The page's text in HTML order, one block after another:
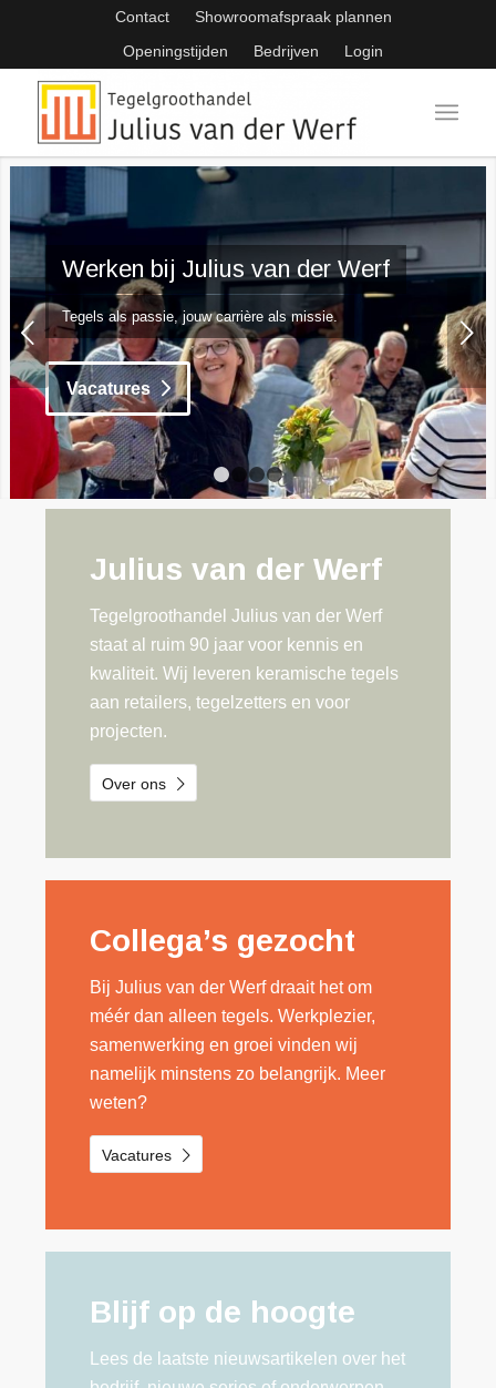
Contact
Showroomafspraak plannen
Openingstijden
Bedrijven Login
Werken bij Julius van der Werf
Tegels als passie, jouw carrière als missie.
Vacatures
Volgende
1 2 3 4
Julius van der Werf
Tegelgroothandel Julius van der Werf
staat al ruim 90 jaar voor kennis en
kwaliteit. Wij leveren keramische tegels
aan retailers, tegelzetters en voor
projecten.
Over ons
Collega’s gezocht
Bij Julius van der Werf draait het om
méér dan alleen tegels. Werkplezier,
samenwerking en groei vinden wij
namelijk minstens zo belangrijk. Meer
weten?
Vacatures
Blijf op de hoogte
Lees de laatste nieuwsartikelen over het